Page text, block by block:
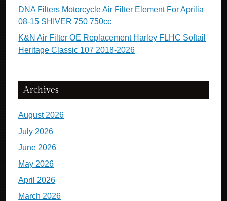
DNA Filters Motorcycle Air Filter Element For Aprilia
08-15 SHIVER 750 750cc
K&N Air Filter OE Replacement Harley FLHC Softail
Heritage Classic 107 2018-2026
Archives
August 2026
July 2026
June 2026
May 2026
April 2026
March 2026